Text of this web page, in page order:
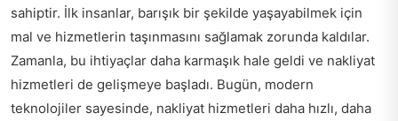
sahiptir. İlk insanlar, barışık bir şekilde yaşayabilmek için
mal ve hizmetlerin taşınmasını sağlamak zorunda kaldılar.
Zamanla, bu ihtiyaçlar daha karmaşık hale geldi ve nakliyat
hizmetleri de gelişmeye başladı. Bugün, modern
teknolojiler sayesinde, nakliyat hizmetleri daha hızlı, daha